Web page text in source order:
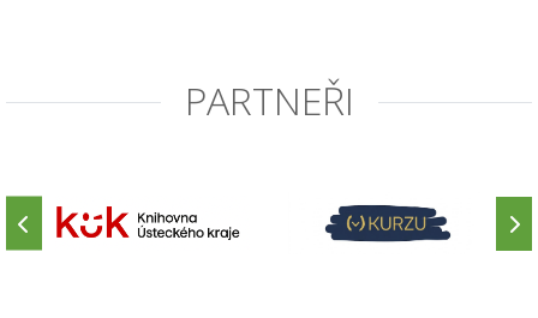
PARTNEŘI